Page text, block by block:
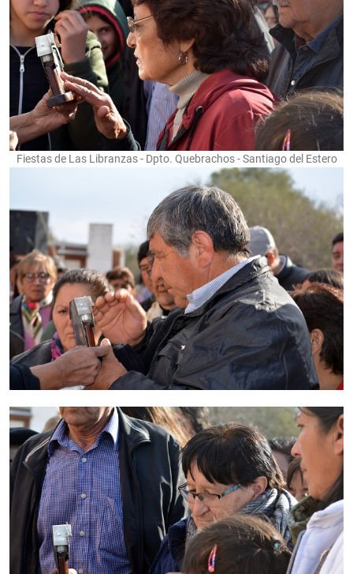
Fiestas de Las Libranzas - Dpto. Quebrachos - Santiago del Estero